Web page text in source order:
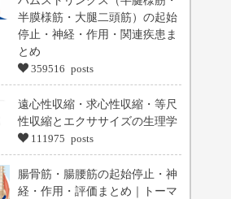
半膜様筋・大腿二頭筋）の起始
停止・神経・作用・関連疾患ま
とめ
359516 posts
遠心性収縮・求心性収縮・等尺
性収縮とエクササイズの生理学
111975 posts
腸骨筋・腸腰筋の起始停止・神
経・作用・評価まとめ｜トーマ